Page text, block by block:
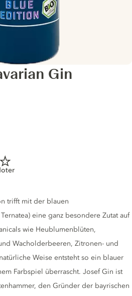
Gin
trifft mit der blauen
eine ganz besondere Zutat auf
wie Heublumenblüten,
Wacholderbeeren, Zitronen- und
Weise entsteht so ein blauer
Farbspiel überrascht. Josef Gin ist
den Gründer der bayrischen